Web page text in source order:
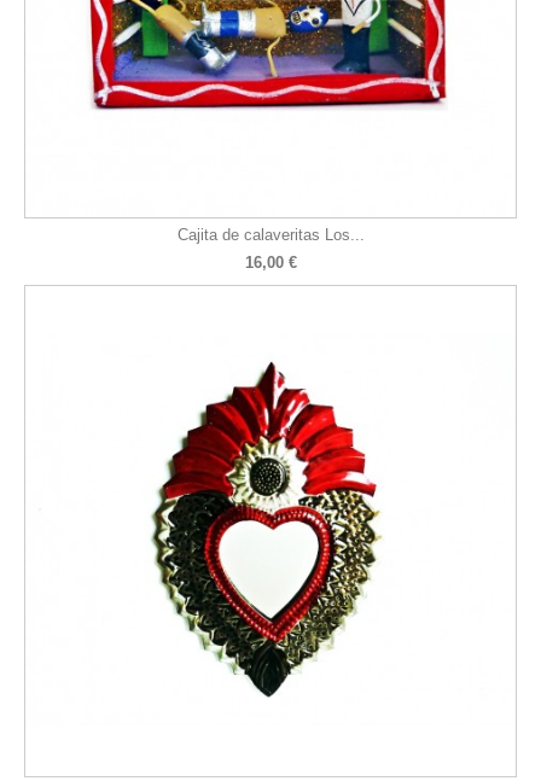
Cajita de calaveritas Los...
16,00 €